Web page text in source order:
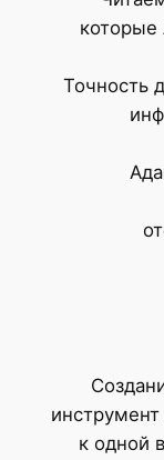
которые
Точность
к одной